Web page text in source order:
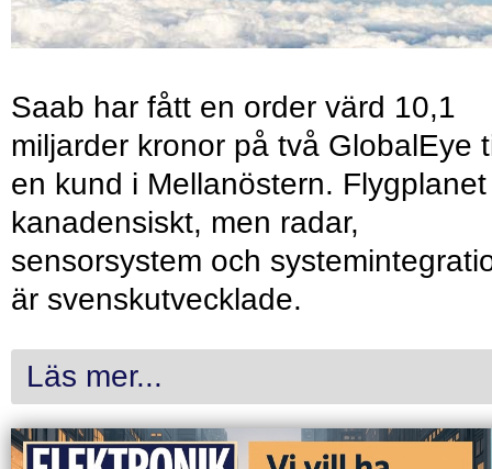
Saab har fått en order värd 10,1
miljarder kronor på två GlobalEye
en kund i Mellanöstern.
kanadensiskt, men radar,
sensorsystem och
är svenskutvecklade.
Läs mer...